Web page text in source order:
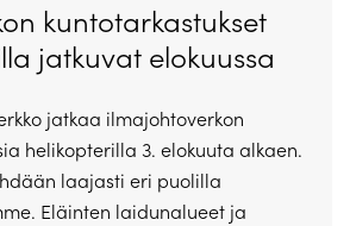
kuntotarkastukset
jatkuvat elokuussa
jatkaa ilmajohtoverkon
helikopterilla 3. elokuuta alkaen.
laajasti eri puolilla
Eläinten laidunalueet ja